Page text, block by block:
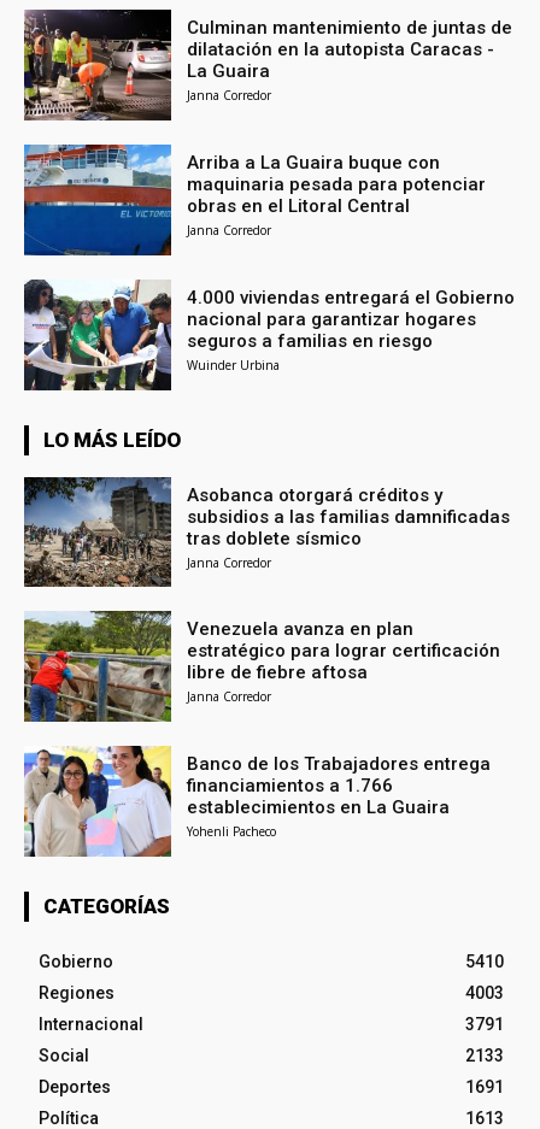
Culminan mantenimiento de juntas de
dilatación en la autopista Caracas -
La Guaira
Janna Corredor
Arriba a La Guaira buque con
maquinaria pesada para potenciar
obras en el Litoral Central
Janna Corredor
4.000 viviendas entregará el Gobierno
nacional para garantizar hogares
seguros a familias en riesgo
Wuinder Urbina
LO MÁS LEÍDO
Asobanca otorgará créditos y
subsidios a las familias damnificadas
tras doblete sísmico
Janna Corredor
Venezuela avanza en plan
estratégico para lograr certificación
libre de fiebre aftosa
Janna Corredor
Banco de los Trabajadores entrega
financiamientos a 1.766
establecimientos en La Guaira
Yohenli Pacheco
CATEGORÍAS
Gobierno
5410
Regiones
4003
Internacional
3791
Social
2133
Deportes
1691
Política
1613